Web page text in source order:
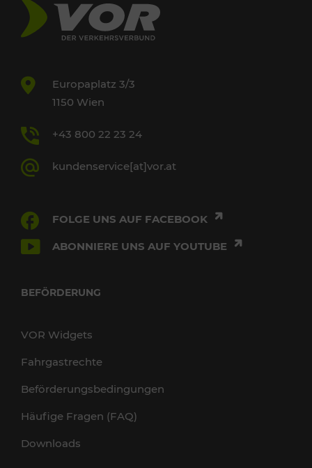
Europaplatz 3/3
1150 Wien
+43 800 22 23 24
kundenservice[at]vor.at
FOLGE UNS AUF FACEBOOK
ABONNIERE UNS AUF YOUTUBE
BEFÖRDERUNG
VOR Widgets
Fahrgastrechte
Beförderungsbedingungen
Häufige Fragen (FAQ)
Downloads